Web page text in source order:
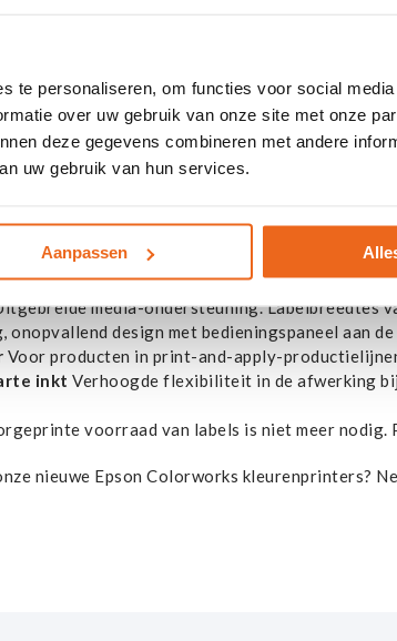
te personaliseren, om functies voor social
over uw gebruik van onze site met onze
deze gegevens combineren met andere
uw gebruik van hun services.
Aanpassen
standaard hoogwaardige printresultaten in
(ICC-profiel en tool voor de
on-demand kleurenlabels op.
zijn integratievriendelijk. Directe
de Colorworks D6000Pe Dye (met ingebouwde
productielijnen.
media-ondersteuning. Labelbreedtes
onopvallend design met bedieningspaneel aan
Voor producten in print-and-apply-
inkt Verhoogde flexibiliteit in de afwerking
voorraad van labels is niet meer
nieuwe Epson Colorworks kleurenprinters?